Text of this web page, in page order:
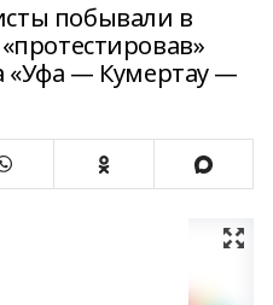
побывали в
«Уфа — Кумертау —